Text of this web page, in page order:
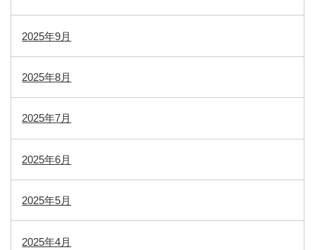
2025年9月
2025年8月
2025年7月
2025年6月
2025年5月
2025年4月